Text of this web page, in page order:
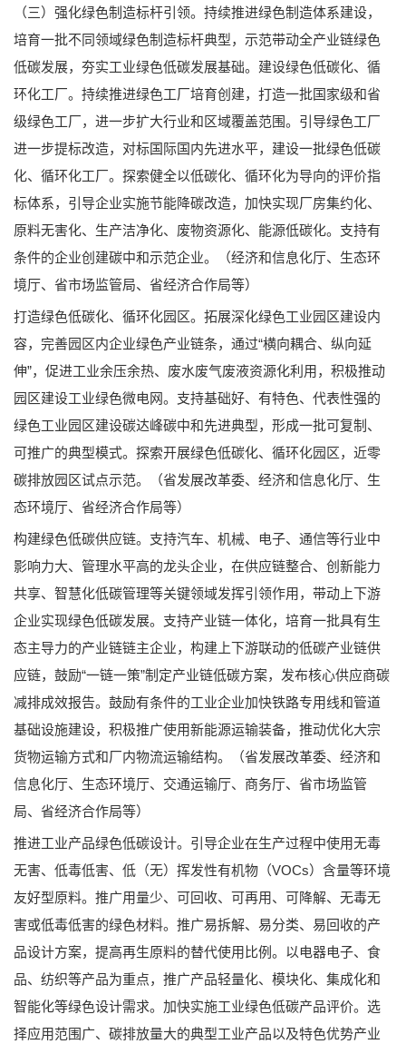
（三）强化绿色制造标杆引领。持续推进绿色制造体系建设，
培育一批不同领域绿色制造标杆典型，示范带动全产业链绿色
低碳发展，夯实工业绿色低碳发展基础。建设绿色低碳化、循
环化工厂。持续推进绿色工厂培育创建，打造一批国家级和省
级绿色工厂，进一步扩大行业和区域覆盖范围。引导绿色工厂
进一步提标改造，对标国际国内先进水平，建设一批绿色低碳
化、循环化工厂。探索健全以低碳化、循环化为导向的评价指
标体系，引导企业实施节能降碳改造，加快实现厂房集约化、
原料无害化、生产洁净化、废物资源化、能源低碳化。支持有
条件的企业创建碳中和示范企业。（经济和信息化厅、生态环
境厅、省市场监管局、省经济合作局等）
打造绿色低碳化、循环化园区。拓展深化绿色工业园区建设内
容，完善园区内企业绿色产业链条，通过“横向耦合、纵向延
伸”，促进工业余压余热、废水废气废液资源化利用，积极推动
园区建设工业绿色微电网。支持基础好、有特色、代表性强的
绿色工业园区建设碳达峰碳中和先进典型，形成一批可复制、
可推广的典型模式。探索开展绿色低碳化、循环化园区，近零
碳排放园区试点示范。（省发展改革委、经济和信息化厅、生
态环境厅、省经济合作局等）
构建绿色低碳供应链。支持汽车、机械、电子、通信等行业中
影响力大、管理水平高的龙头企业，在供应链整合、创新能力
共享、智慧化低碳管理等关键领域发挥引领作用，带动上下游
企业实现绿色低碳发展。支持产业链一体化，培育一批具有生
态主导力的产业链链主企业，构建上下游联动的低碳产业链供
应链，鼓励“一链一策”制定产业链低碳方案，发布核心供应商碳
减排成效报告。鼓励有条件的工业企业加快铁路专用线和管道
基础设施建设，积极推广使用新能源运输装备，推动优化大宗
货物运输方式和厂内物流运输结构。（省发展改革委、经济和
信息化厅、生态环境厅、交通运输厅、商务厅、省市场监管
局、省经济合作局等）
推进工业产品绿色低碳设计。引导企业在生产过程中使用无毒
无害、低毒低害、低（无）挥发性有机物（VOCs）含量等环境
友好型原料。推广用量少、可回收、可再用、可降解、无毒无
害或低毒低害的绿色材料。推广易拆解、易分类、易回收的产
品设计方案，提高再生原料的替代使用比例。以电器电子、食
品、纺织等产品为重点，推广产品轻量化、模块化、集成化和
智能化等绿色设计需求。加快实施工业绿色低碳产品评价。选
择应用范围广、碳排放量大的典型工业产品以及特色优势产业